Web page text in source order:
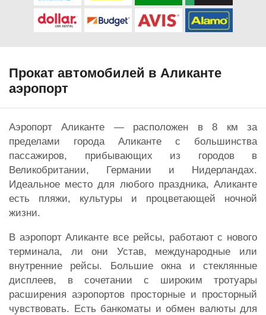
Прокат автомобилей в Аликанте
аэропорт
Аэропорт Аликанте — расположен в 8 км за
пределами города Аликанте с большинства
пассажиров, прибывающих из городов в
Великобритании, Германии и Нидерландах.
Идеальное место для любого праздника, Аликанте
есть пляжи, культуры и процветающей ночной
жизни.
В аэропорт Аликанте все рейсы, работают с нового
терминала, ли они Устав, международные или
внутренние рейсы. Большие окна и стеклянные
дисплеев, в сочетании с широким тротуары
расширения аэропортов просторные и просторный
чувствовать. Есть банкоматы и обмен валюты для